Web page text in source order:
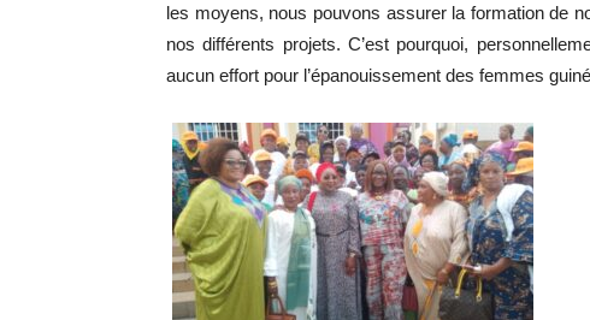
les moyens, nous pouvons assurer la formation de
nos différents projets. C’est pourquoi,
aucun effort pour l’épanouissement des femmes